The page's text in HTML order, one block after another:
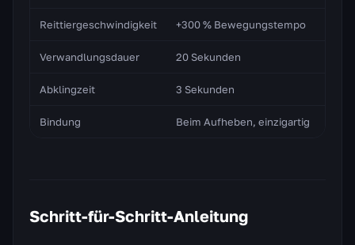
Reittiergeschwindigkeit +300 % Bewegungstempo
Verwandlungsdauer 20 Sekunden
Abklingzeit 3 Sekunden
Bindung Beim Aufheben, einzigartig
Schritt-für-Schritt-Anleitung